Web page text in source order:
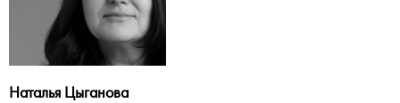
Наталья Цыганова